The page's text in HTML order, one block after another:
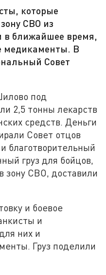
которые
СВО из
в ближайшее время,
медикаменты. В
Совет
под
2,5 тонны лекарств
средств. Деньги
Совет отцов
благотворительный
груз для бойцов,
зону СВО, доставили
и боевое
и
них и
Груз поделили